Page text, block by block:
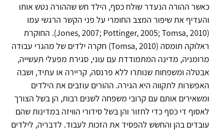
כאשר ההורה הנעדר שולח כסף, הילד חש שההורה נטש אותו
והעדיף את שיפור המצב החומרי על פני הקשר הרגשי עמו
(Jones, 2007; Pottinger, 2005; Tomsa, 2010). החוקרת
ראלוקה תומסה (Tomsa, 2010) חקרה ילדים של מהגרי עבודה
מרומניה, מדינה המתמודדת עם עוני, סגירת מפעלי תעשייה,
אבטלה ומשפחות שנותרו ללא פרנסה, קריירה או עתיד, ושבה
האפשרות לתקווה היא הגירה. ההורים עוזבים את הילדים
ומשאירים אותם עם קרובי משפחה לשנים רבות, הן בשל הצורך
לאסוף די כסף כדי לחזור והן בשל סידורי הוויזה במדינות שהם
עובדים בהן והחשש להפסיד את הזכות לעבוד. לדבריה, לילדים